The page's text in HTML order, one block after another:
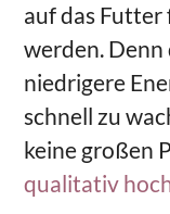
auf das
werden. Denn
niedrigere
schnell zu
keine großen
qualitativ